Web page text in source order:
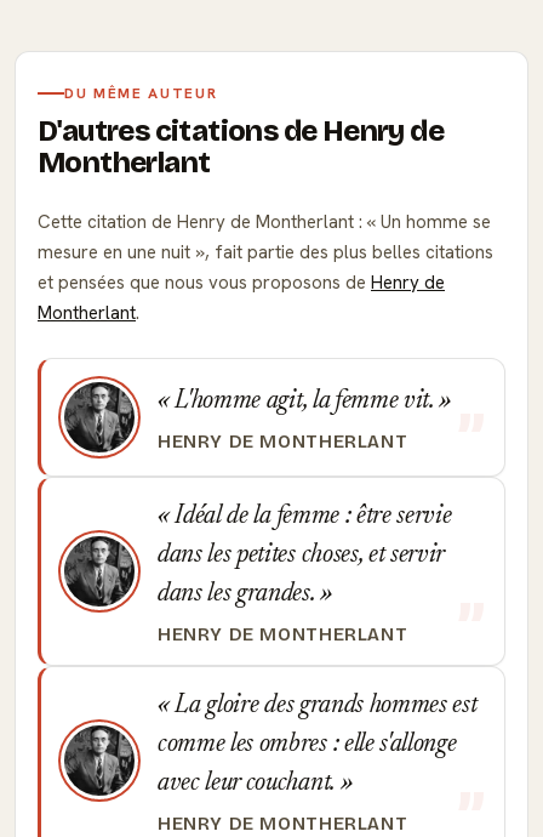
DU MÊME AUTEUR
D'autres citations de Henry de
Montherlant
Cette citation de Henry de Montherlant :
Un homme se
mesure en une nuit , fait partie des plus belles citations
et pensées que nous vous proposons de Henry de
Montherlant.
L'homme agit, la femme vit.
HENRY DE MONTHERLANT
Idéal de la femme : être servie
dans les petites choses, et servir
dans les grandes.
HENRY DE MONTHERLANT
La gloire des grands hommes est
comme les ombres : elle s'allonge
avec leur couchant.
HENRY DE MONTHERLANT